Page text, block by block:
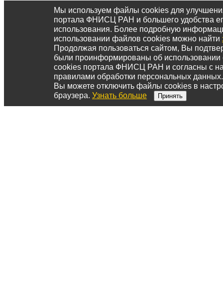
Мы используем файлы cookies для
портала ФНИСЦ РАН и большего удобства
использования. Более подробную
использовании файлов cookies можно найти
Продолжая пользоваться сайтом, Вы
были проинформированы об
cookies портала ФНИСЦ РАН и согласны с
правилами обработки персональных данных.
Вы можете отключить файлы cookies в
браузера. Узнать больше Принять